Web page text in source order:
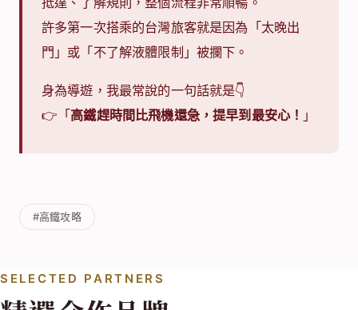
許多第一次搭乘的台灣旅客就是因為「太晚出
門」或「不了解液體限制」被攔下。
身為導遊，我最常說的一句話就是👇
👉「高鐵趕時間比飛機還急，提早到最安心！ 」
#高鐵攻略
SELECTED PARTNERS